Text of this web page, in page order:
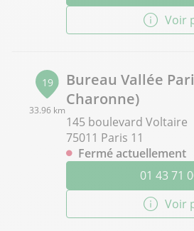
Voir
19
33.96 km
Bureau Vallée
Charonne)
145 boulevard Voltaire
75011 Paris 11
Fermé actuellement
01 43 71
Voir